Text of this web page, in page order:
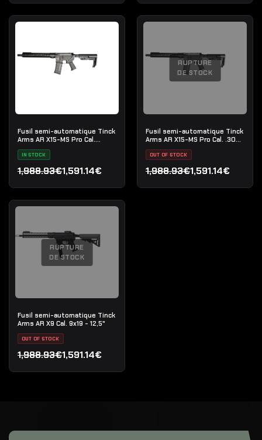
Fusil semi-automatique Tinck
Arms AR X15-MS Pro Cal.
5.56x45 (.223 Rem) - 12,5"
IN STOCK
1,988.93€
Le prix initial était : 1,988.93€.
1,591.14€
Le prix actuel est : 1,591.14€.
RUPTURE
DE STOCK
Fusil semi-automatique Tinck
Arms AR X15-MS Pro Cal. .300
Blackout - 12,5"
OUT OF STOCK
1,988.93€
Le prix initial était :
1,591.14€
Le prix actuel est :
RUPTURE
DE STOCK
Fusil semi-automatique Tinck
Arms AR X9 Cal. 9x19 - 12,5"
OUT OF STOCK
1,988.93€
Le prix initial était : 1,988.93€.
1,591.14€
Le prix actuel est : 1,591.14€.